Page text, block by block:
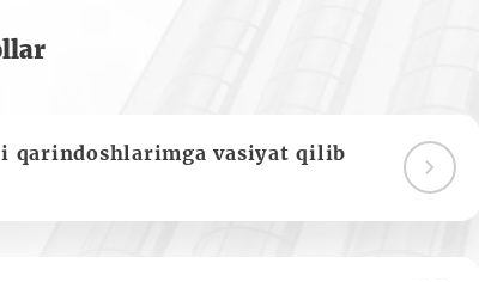
qarindoshlarimga vasiyat qilib